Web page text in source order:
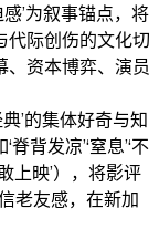
’为叙事锚点，将
代际创伤的文化切
、资本博弈、演员
’的集体好奇与知
背发凉’‘窒息’‘不
上映’），将影评
老友感，在新加